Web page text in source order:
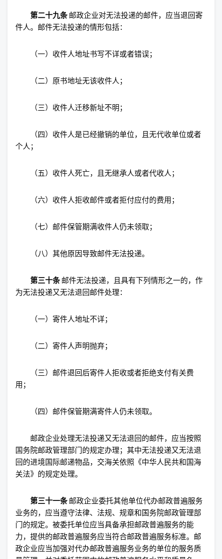
第二十九条邮政企业对无法投递的邮件，应当退回寄
件人。邮件无法投递的情形包括：
（一）收件人地址书写不详或者错误；
（二）原书地址无该收件人；
（三）收件人迁移新址不明；
（四）收件人是已经撤销的单位，且无代收单位或者
个人；
（五）收件人死亡，且无继承人或者代收人；
（六）收件人拒收邮件或者拒付应付的费用；
（七）邮件保管期满收件人仍未领取；
（八）其他原因导致邮件无法投递。
第三十条邮件无法投递，且具有下列情形之一的，作
为无法投递又无法退回邮件处理：
（一）寄件人地址不详；
（二）寄件人声明抛弃；
（三）邮件退回后寄件人拒收或者拒绝支付有关费
用；
（四）邮件保管期满寄件人仍未领取。
邮政企业处理无法投递又无法退回的邮件，应当按照
国务院邮政管理部门的规定办理；其中无法投递又无法退
回的进境国际邮递物品，交海关依照《中华人民共和国海
关法》的规定处理。
第三十一条邮政企业委托其他单位代办邮政普遍服务
业务的，应当遵守法律、法规、规章和国务院邮政管理部
门的规定。被委托单位应当具备承担邮政普遍服务的能
力，提供的邮政普遍服务应当符合邮政普遍服务标准。邮
政企业应当加强对代办邮政普遍服务业务的单位的服务质